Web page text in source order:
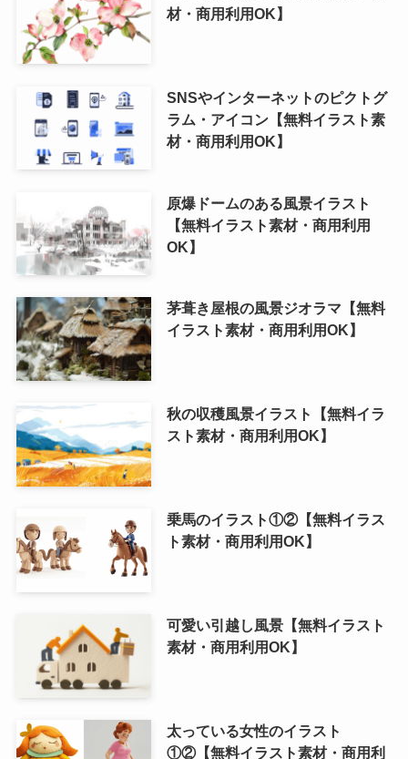
材・商用利用OK】
SNSやインターネットのピクトグ
ラム・アイコン【無料イラスト素
材・商用利用OK】
原爆ドームのある風景イラスト
【無料イラスト素材・商用利用
OK】
茅葺き屋根の風景ジオラマ【無料
イラスト素材・商用利用OK】
秋の収穫風景イラスト【無料イラ
スト素材・商用利用OK】
乗馬のイラスト①②【無料イラス
ト素材・商用利用OK】
可愛い引越し風景【無料イラスト
素材・商用利用OK】
太っている女性のイラスト
①②【無料イラスト素材・商用利